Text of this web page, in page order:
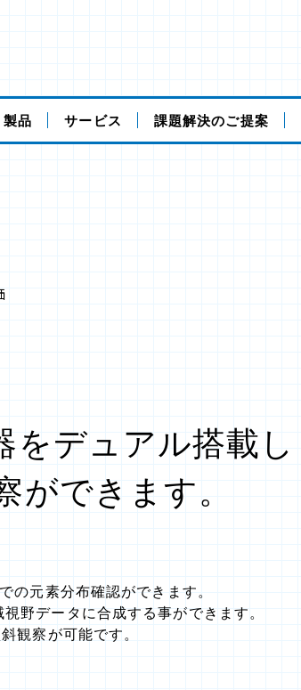
製品 サービス 課題解決のご提案
をデュアル搭載し
できます。
元素分布確認ができます。
野データに合成する事ができます。
観察が可能です。